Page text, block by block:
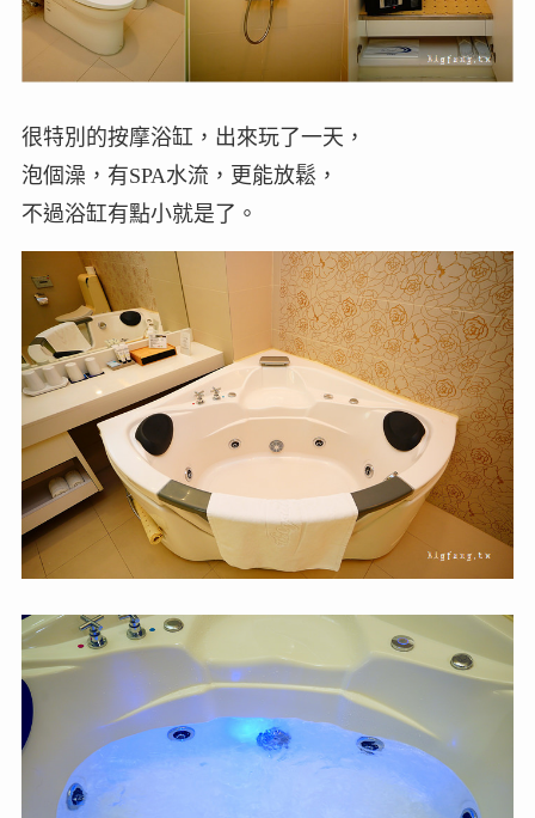
很特別的按摩浴缸，出來玩了一天，
泡個澡，有SPA水流，更能放鬆，
不過浴缸有點小就是了。